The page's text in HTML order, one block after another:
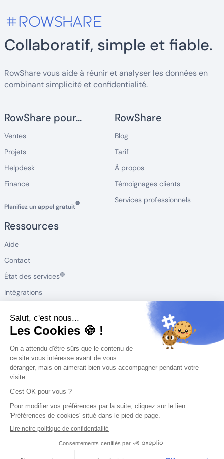
Collaboratif, simple et fiable.
RowShare vous aide à réunir et analyser les données en
combinant simplicité et confidentialité.
RowShare pour...
Ventes
Projets
Helpdesk
Finance
Planifiez un appel gratuit🔵
RowShare
Blog
Tarif
À propos
Témoignages clients
Services professionnels
Ressources
Aide
Contact
État des services🟢
Intégrations
Politique de confidentialité